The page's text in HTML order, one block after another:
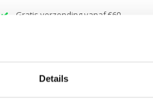
Details
Gratis verzending vanaf €60